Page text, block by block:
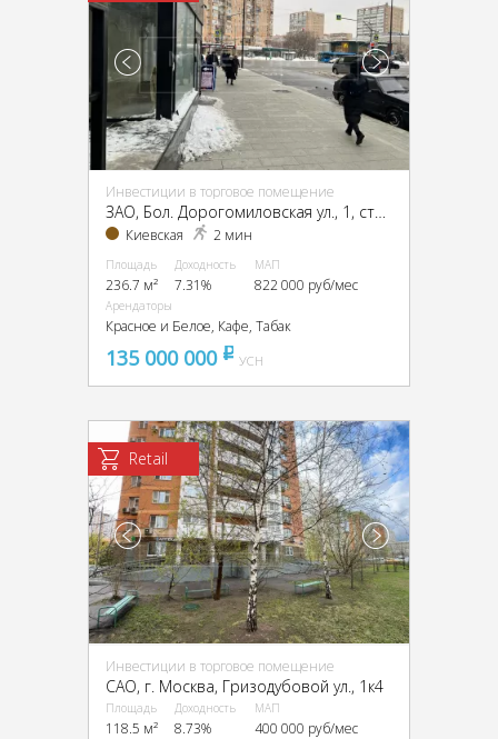
Инвестиции в торговое помещение
ЗАО, Бол. Дорогомиловская ул., 1, стр. 1
Киевская 2 мин
Площадь
236.7 м²
Доходность
7.31%
МАП
822 000 руб/мес
Арендаторы
Красное и Белое, Кафе, Табак
135 000 000 pуб
УСН
Retail
Инвестиции в торговое помещение
CАО, г. Москва, Гризодубовой ул., 1к4
Площадь
118.5 м²
Доходность
8.73%
МАП
400 000 руб/мес